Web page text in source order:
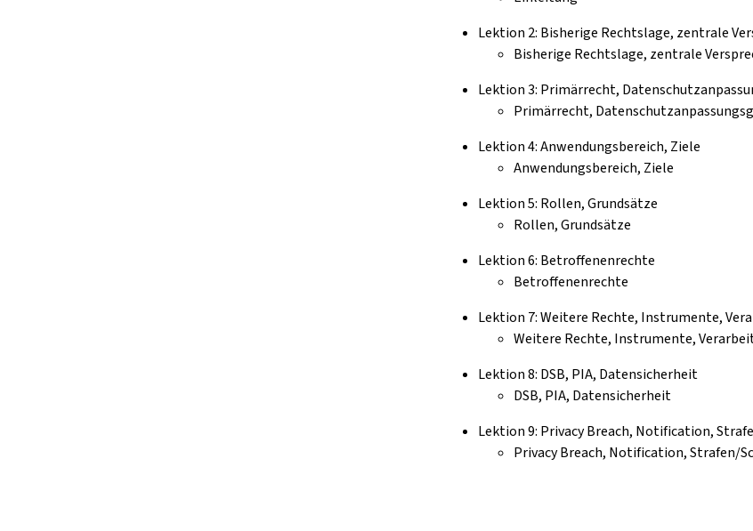
Lektion 2: Bisherige Rechtslage, zentrale
Bisherige Rechtslage, zentrale
Lektion 3: Primärrecht,
Primärrecht,
Lektion 4: Anwendungsbereich, Ziele
Anwendungsbereich, Ziele
Lektion 5: Rollen, Grundsätze
Rollen, Grundsätze
Lektion 6: Betroffenenrechte
Betroffenenrechte
Lektion 7: Weitere Rechte, Instrumente,
Weitere Rechte, Instrumente,
Lektion 8: DSB, PIA, Datensicherheit
DSB, PIA, Datensicherheit
Lektion 9: Privacy Breach, Notification,
Privacy Breach, Notification, Strafen/